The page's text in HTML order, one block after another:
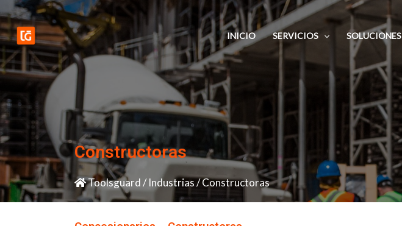
al
contenido
INICIO SERVICIOS SOLUCIONES
Constructoras
Toolsguard/Industrias/Constructoras